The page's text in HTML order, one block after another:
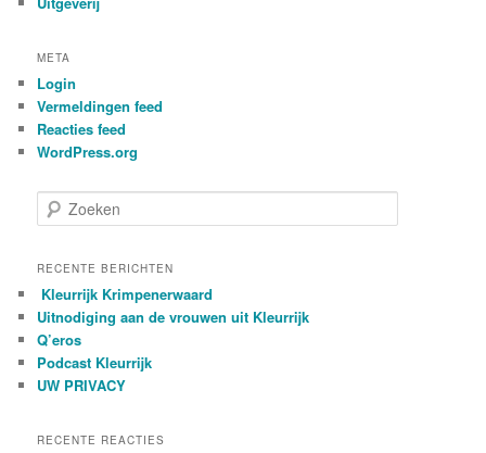
META
Login
Vermeldingen feed
Reacties feed
WordPress.org
o
k
n
RECENTE BERICHTEN
Kleurrijk Krimpenerwaard
Uitnodiging aan de vrouwen uit Kleurrijk
Q’eros
Podcast Kleurrijk
UW PRIVACY
RECENTE REACTIES